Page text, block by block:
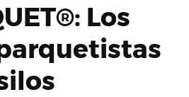
Los